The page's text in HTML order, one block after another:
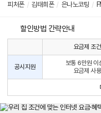
피처폰 / 김태희폰 / 은나노코팅 /
할인방법 간략안내
원
사
인
법
요금제 조건
공시지원
보통 6만원 이
요금제 사용